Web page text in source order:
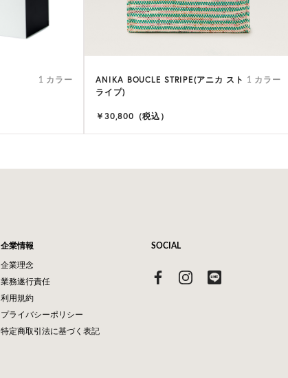
1 カラー
ANIKA BOUCLE STRIPE(アニカ スト
ライプ)
1 カラー
￥30,800（税込）
企業情報
企業理念
業務遂行責任
利用規約
プライバシーポリシー
特定商取引法に基づく表記
SOCIAL